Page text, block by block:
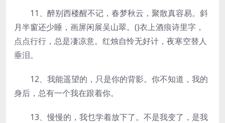
11、醉别西楼醒不记，春梦秋云，聚散真容易。斜
月半窗还少睡，画屏闲展吴山翠。()衣上酒痕诗里字，
点点行行，总是凄凉意。红烛自怜无好计，夜寒空替人
垂泪。
12、我能遥望的，只是你的背影。你不知道，我的
身后，总有一个我在跟着你。
13、慢慢的，我乜学着放下了。不是我变了，是我